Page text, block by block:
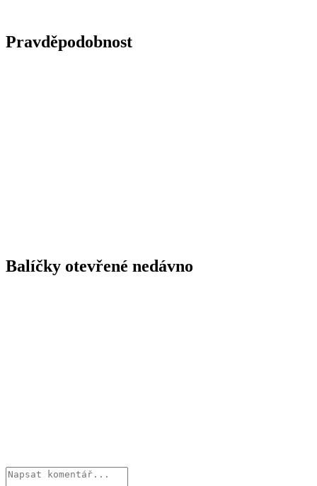
Pravděpodobnost
Balíčky otevřené nedávno